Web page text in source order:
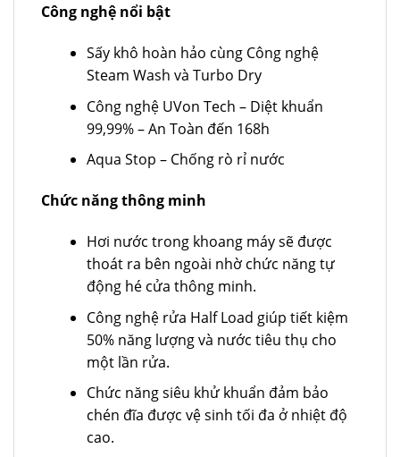
Công nghệ nổi bật
Sấy khô hoàn hảo cùng Công nghệ
Steam Wash và Turbo Dry
Công nghệ UVon Tech – Diệt khuẩn
99,99% – An Toàn đến 168h
Aqua Stop – Chống rò rỉ nước
Chức năng thông minh
Hơi nước trong khoang máy sẽ được
thoát ra bên ngoài nhờ chức năng tự
động hé cửa thông minh.
Công nghệ rửa Half Load giúp tiết kiệm
50% năng lượng và nước tiêu thụ cho
một lần rửa.
Chức năng siêu khử khuẩn đảm bảo
chén đĩa được vệ sinh tối đa ở nhiệt độ
cao.